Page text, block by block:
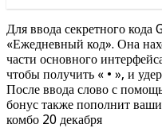
Для ввода секретного кода
«Ежедневный код». Она
части основного
чтобы получить « • », и
После ввода слово с
бонус также пополнит
комбо 20 декабря